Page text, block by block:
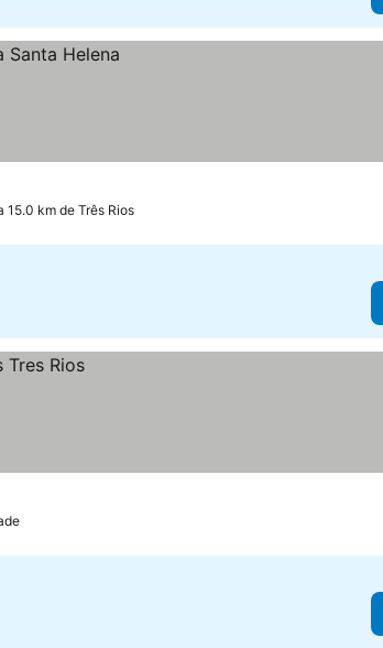
15.0 km de Três Rios